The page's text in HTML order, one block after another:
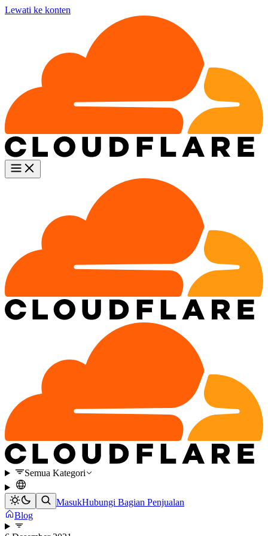
Lewati ke konten
Semua Kategori
MasukHubungi Bagian Penjualan
Blog